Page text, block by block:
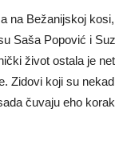
na Bežanijskoj
Saša Popović i
život ostala je
Zidovi koji su
čuvaju eho